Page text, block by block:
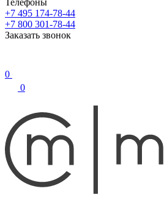
Телефоны
+7 495 174-78-44
+7 800 301-78-44
Заказать звонок
0
0